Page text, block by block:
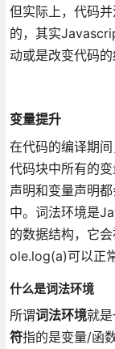
但实际上，代码
的，其实
动或是改变代码的
变量提升
在代码的编译期
代码块中所有的
声明和变量声明
中。词法环境是
的数据结构，它
ole.log(a)可以正
什么是词法环境
所谓词法环境就
符指的是变量/函